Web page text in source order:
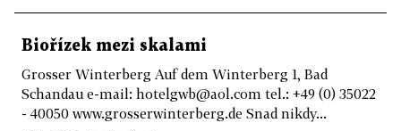
Biořízek mezi skalami
Grosser Winterberg Auf dem Winterberg 1, Bad
Schandau e-mail: hotelgwb@aol.com tel.: +49 (0) 35022
- 40050 www.grosserwinterberg.de Snad nikdy...